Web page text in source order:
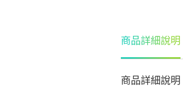
商品詳細說明
商品詳細說明